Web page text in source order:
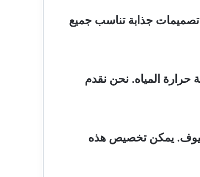
تصميمات جذابة تناسب جميع
المياه. نحن نقدم
يمكن تخصيص هذه